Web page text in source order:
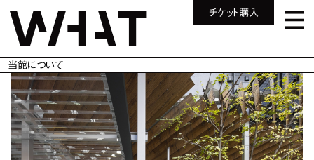
チケット購入
当館について